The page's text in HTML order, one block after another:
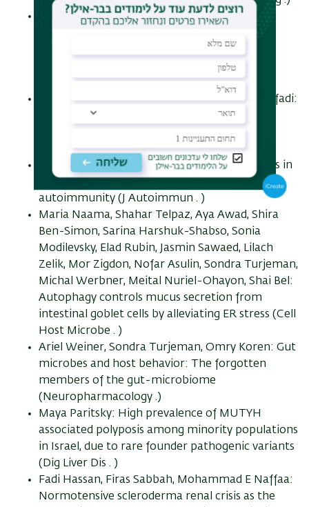
Lior Segev, Abraham O Samson: The Risk of
Combined Hormonal Contraception Over
Progesterone-Only Pills While Breastfeeding
(Breastfeed Med . )
Ran Katz, Muhamad Sabih Abu Ahmed, Ali Safadi:
The Butterfly: A Novel Minimally Invasive
Transurethral Retraction Device for Benign
Hypertrophy of the Prostate (Urol Int . )
Chaim Putterman: Progress and unmet needs in
understanding fundamental mechanisms of
autoimmunity (J Autoimmun . )
Maria Naama, Shahar Telpaz, Aya Awad, Shira
Ben-Simon, Sarina Harshuk-Shabso, Sonia
Modilevsky, Elad Rubin, Jasmin Sawaed, Lilach
Zelik, Mor Zigdon, Nofar Asulin, Sondra Turjeman,
Michal Werbner, Meital Nuriel-Ohayon, Shai Bel:
Autophagy controls mucus secretion from
intestinal goblet cells by alleviating ER stress (Cell
Host Microbe . )
Ariel Weiner, Sondra Turjeman, Omry Koren: Gut
microbes and host behavior: The forgotten
members of the gut-microbiome
(Neuropharmacology .)
Maya Paritsky: High prevalence of MUTYH
associated polyposis among minority populations
in Israel, due to rare founder pathogenic variants
(Dig Liver Dis . )
Fadi Hassan, Firas Sabbah, Mohammad E Naffaa:
Normotensive scleroderma renal crisis as the